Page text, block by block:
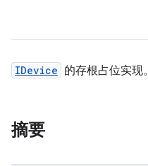
IDevice 的存根占位实现。
摘要